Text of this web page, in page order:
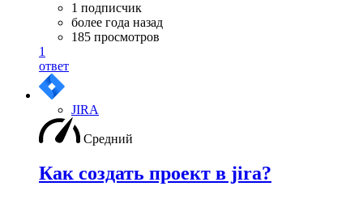
1 подписчик
более года назад
185 просмотров
1
ответ
JIRA
Средний
Как создать проект в jira?